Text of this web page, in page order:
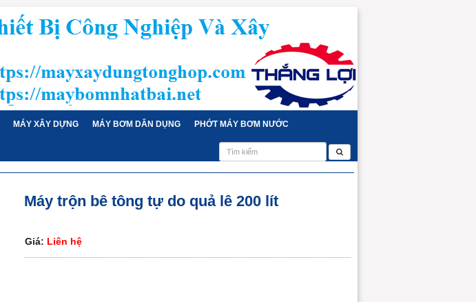
MÁY XÂY DỰNG MÁY BƠM DÂN DỤNG PHỚT MÁY BƠM NƯỚC
Máy trộn bê tông tự do quả lê 200 lít
Giá: Liên hệ